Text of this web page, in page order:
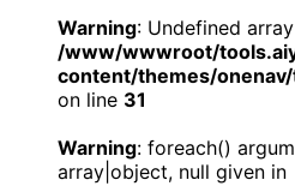
Warning: Undefined
/www/wwwroot/
content/themes/
on line 31
Warning: foreach()
array|object, null given in